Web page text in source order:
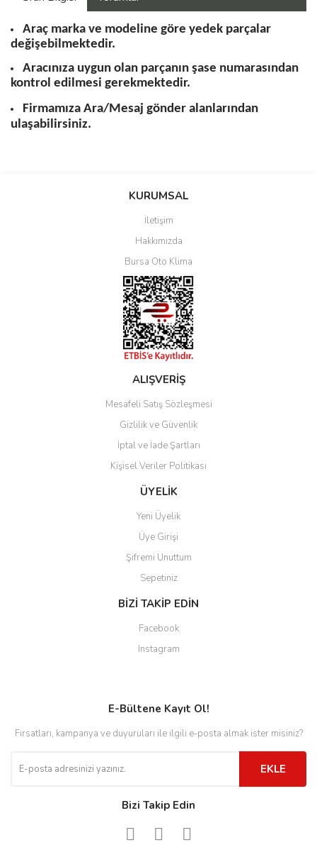
Araç marka ve modeline göre yedek parçalar
değişebilmektedir.
Aracınıza uygun olan parçanın şase numarasından
kontrol edilmesi gerekmektedir.
Firmamıza Ara/Mesaj gönder alanlarından
ulaşabilirsiniz.
Bu ürüne ilk yorumu siz yapın!
Yorum Yaz
KURUMSAL
İletişim
Hakkımızda
Bursa Oto Klima
ALIŞVERİŞ
Mesafeli Satış Sözleşmesi
Gizlilik ve Güvenlik
İptal ve İade Şartları
Kişisel Veriler Politikası
ÜYELİK
Yeni Üyelik
Üye Girişi
Şifremi Unuttum
Sepetiniz
BİZİ TAKİP EDİN
Facebook
Instagram
E-Bültene Kayıt Ol!
Fırsatları, kampanya ve duyuruları ile ilgili e-posta almak ister misiniz?
EKLE
Bizi Takip Edin